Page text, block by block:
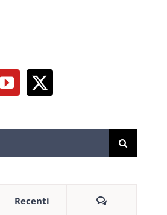
Recenti Commenti